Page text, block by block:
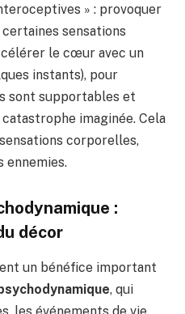
» : provoquer
sensations
le cœur avec un
instants), pour
sont supportables et
catastrophe imaginée. Cela
corporelles,
ennemies.
:
décor
un bénéfice important
, qui